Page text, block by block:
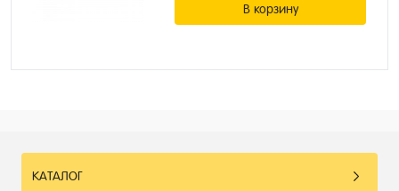
В корзину
КАТАЛОГ